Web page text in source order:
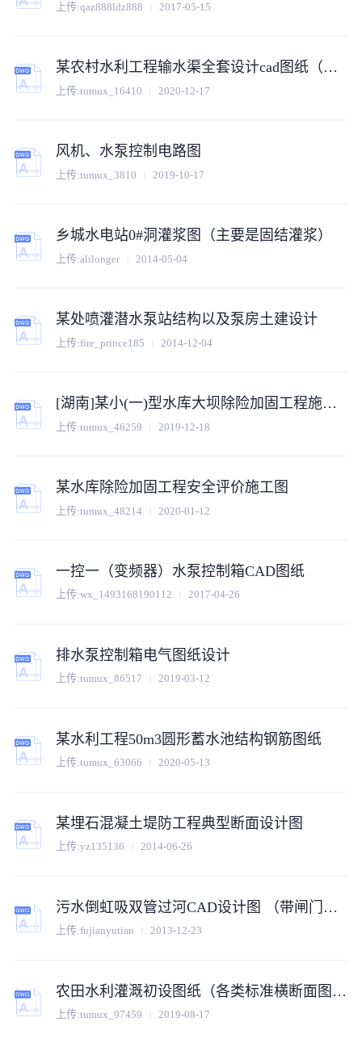
上传:qaz888ldz888 2017-05-15
某农村水利工程输水渠全套设计cad图纸（初设）
上传:tumux_16410 2020-12-17
风机、水泵控制电路图
上传:tumux_3810 2019-10-17
乡城水电站0#洞灌浆图（主要是固结灌浆）
上传:alilonger 2014-05-04
某处喷灌潜水泵站结构以及泵房土建设计
上传:fire_prince185 2014-12-04
[湖南]某小(一)型水库大坝除险加固工程施工图
上传:tumux_46259 2019-12-18
某水库除险加固工程安全评价施工图
上传:tumux_48214 2020-01-12
一控一（变频器）水泵控制箱CAD图纸
上传:wx_1493168190112 2017-04-26
排水泵控制箱电气图纸设计
上传:tumux_86517 2019-03-12
某水利工程50m3圆形蓄水池结构钢筋图纸
上传:tumux_63066 2020-05-13
某埋石混凝土堤防工程典型断面设计图
上传:yz135136 2014-06-26
污水倒虹吸双管过河CAD设计图 （带闸门井）
上传:fujianyutian 2013-12-23
农田水利灌溉初设图纸（各类标准横断面图以及纵断面图）
上传:tumux_97459 2019-08-17